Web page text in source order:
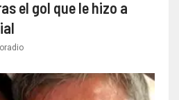
el gol que le hizo a